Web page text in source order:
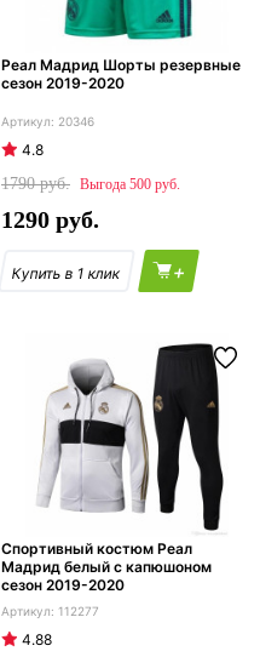
Реал Мадрид Шорты резервные
сезон 2019-2020
20346
4.8
1790
500
1290
+
Спортивный костюм Реал
Мадрид белый с капюшоном
сезон 2019-2020
112277
4.88